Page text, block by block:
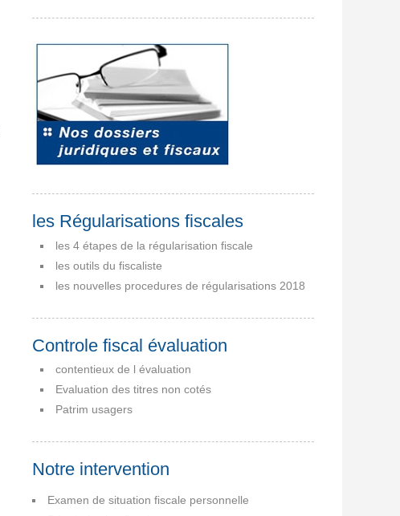
les Régularisations fiscales
les 4 étapes de la régularisation fiscale
les outils du fiscaliste
les nouvelles procedures de régularisations 2018
Controle fiscal évaluation
contentieux de l évaluation
Evaluation des titres non cotés
Patrim usagers
Notre intervention
Examen de situation fiscale personnelle